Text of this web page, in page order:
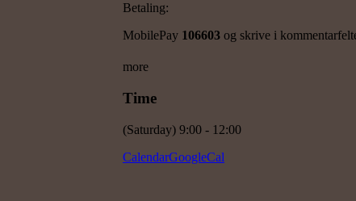
Betaling:
MobilePay 106603 og skrive i
more
Time
(Saturday) 9:00 - 12:00
CalendarGoogleCal